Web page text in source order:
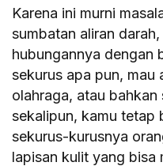
Karena ini murni
sumbatan aliran
hubungannya dengan
sekurus apa pun,
olahraga, atau
sekalipun, kamu tetap
sekurus-kurusnya
lapisan kulit yang bisa